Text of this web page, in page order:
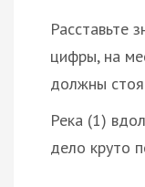
Расставьте
цифры, на
должны
Река (1)
дело круто